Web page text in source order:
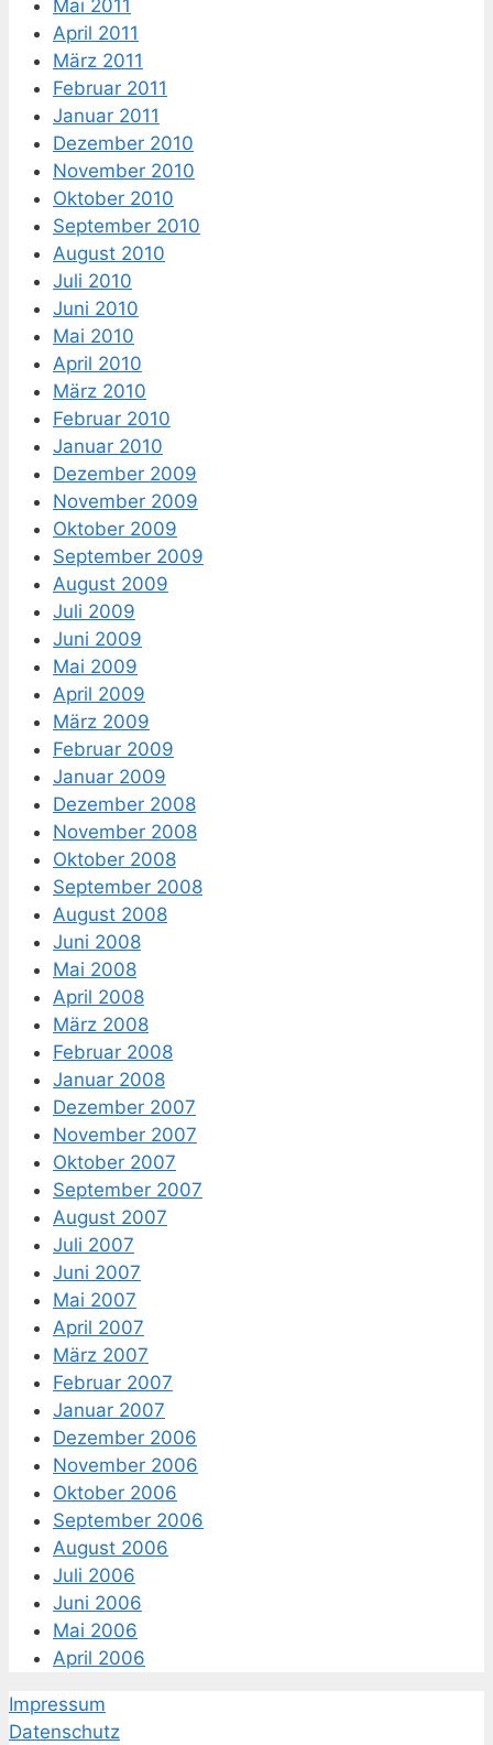
Mai 2011
April 2011
März 2011
Februar 2011
Januar 2011
Dezember 2010
November 2010
Oktober 2010
September 2010
August 2010
Juli 2010
Juni 2010
Mai 2010
April 2010
März 2010
Februar 2010
Januar 2010
Dezember 2009
November 2009
Oktober 2009
September 2009
August 2009
Juli 2009
Juni 2009
Mai 2009
April 2009
März 2009
Februar 2009
Januar 2009
Dezember 2008
November 2008
Oktober 2008
September 2008
August 2008
Juni 2008
Mai 2008
April 2008
März 2008
Februar 2008
Januar 2008
Dezember 2007
November 2007
Oktober 2007
September 2007
August 2007
Juli 2007
Juni 2007
Mai 2007
April 2007
März 2007
Februar 2007
Januar 2007
Dezember 2006
November 2006
Oktober 2006
September 2006
August 2006
Juli 2006
Juni 2006
Mai 2006
April 2006
Impressum
Datenschutz